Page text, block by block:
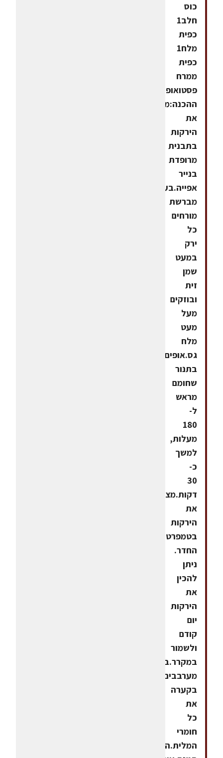
כוס
חלב1
כפית
מלח1
כפית
ממרח
פסטואופן
ההכנה:מסדרים
את
הירקות
בתבנית
מרופדת
בנייר
אפייה.בעזרת
מברשת
מורחים
כל
ירק
במעט
שמן
זית
ובוזקים
מעל
מעט
מלח
גס.אופים
בתנור
שחומם
מראש
ל-
180
מעלות,
למשך
כ-
30
דקות.מצננים
את
הירקות
בטמפרטורת
החדר.
ניתן
להכין
את
הירקות
יום
קודם
ולשמור
במקרר.בינתיים
מערבבים
בקערה
את
כל
חומרי
המלית.הרכבת